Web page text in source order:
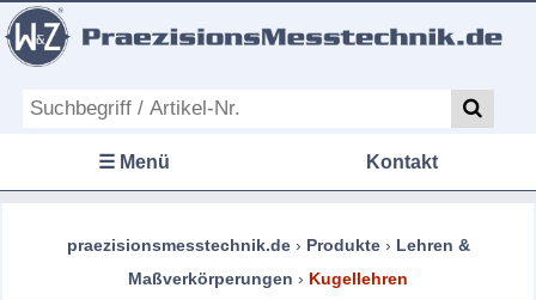
☰ Menü Kontakt
praezisionsmesstechnik.de › Produkte › Lehren &
Maßverkörperungen › Kugellehren